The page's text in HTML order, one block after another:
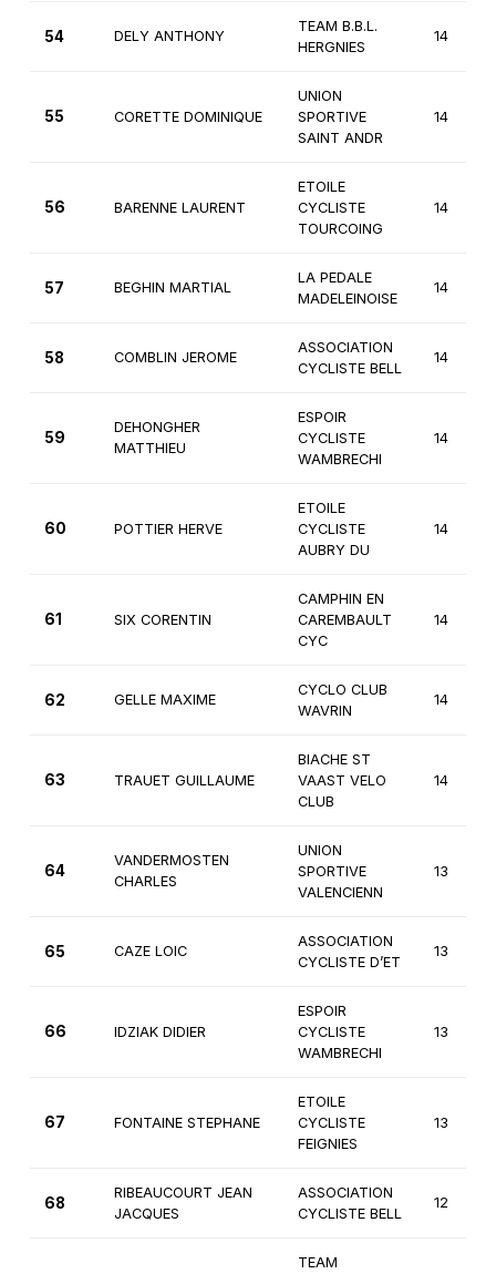
54 DELY ANTHONY
TEAM B.B.L.
HERGNIES
14
55 CORETTE DOMINIQUE
UNION
SPORTIVE
SAINT ANDR
14
56 BARENNE LAURENT
ETOILE
CYCLISTE
TOURCOING
14
57 BEGHIN MARTIAL
LA PEDALE
MADELEINOISE
14
58 COMBLIN JEROME
ASSOCIATION
CYCLISTE BELL
14
59
DEHONGHER
MATTHIEU
ESPOIR
CYCLISTE
WAMBRECHI
14
60 POTTIER HERVE
ETOILE
CYCLISTE
AUBRY DU
14
61 SIX CORENTIN
CAMPHIN EN
CAREMBAULT
CYC
14
62 GELLE MAXIME
CYCLO CLUB
WAVRIN
14
63 TRAUET GUILLAUME
BIACHE ST
VAAST VELO
CLUB
14
64
VANDERMOSTEN
CHARLES
UNION
SPORTIVE
VALENCIENN
13
65 CAZE LOIC
ASSOCIATION
CYCLISTE D’ET
13
66 IDZIAK DIDIER
ESPOIR
CYCLISTE
WAMBRECHI
13
67 FONTAINE STEPHANE
ETOILE
CYCLISTE
FEIGNIES
13
68
RIBEAUCOURT JEAN
JACQUES
ASSOCIATION
CYCLISTE BELL
12
TEAM